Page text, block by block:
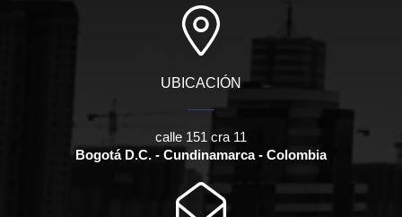
UBICACIÓN
calle 151 cra 11
Bogotá D.C. - Cundinamarca - Colombia